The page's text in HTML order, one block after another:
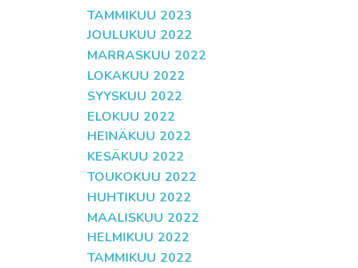
TAMMIKUU 2023
JOULUKUU 2022
MARRASKUU 2022
LOKAKUU 2022
SYYSKUU 2022
ELOKUU 2022
HEINÄKUU 2022
KESÄKUU 2022
TOUKOKUU 2022
HUHTIKUU 2022
MAALISKUU 2022
HELMIKUU 2022
TAMMIKUU 2022